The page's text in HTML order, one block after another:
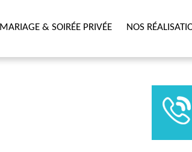
MARIAGE & SOIRÉE PRIVÉE NOS